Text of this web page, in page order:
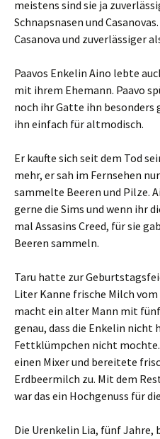
meistens sind sie ja
Schnapsnasen und
Casanova und zuverlässiger
Paavos Enkelin Aino lebte
mit ihrem Ehemann. Paavo
noch ihr Gatte ihn
ihn einfach für altmodisch.
Er kaufte sich seit dem Tod
mehr, er sah im Fernsehen
sammelte Beeren und Pilze.
gerne die Sims und wenn ihr
mal Assasins Creed, für sie
Beeren sammeln.
Taru hatte zur
Liter Kanne frische Milch
macht ein alter Mann mit
genau, dass die Enkelin
Fettklümpchen nicht
einen Mixer und bereitete
Erdbeermilch zu. Mit dem
war das ein Hochgenuss für
Die Urenkelin Lia, fünf Jahre,